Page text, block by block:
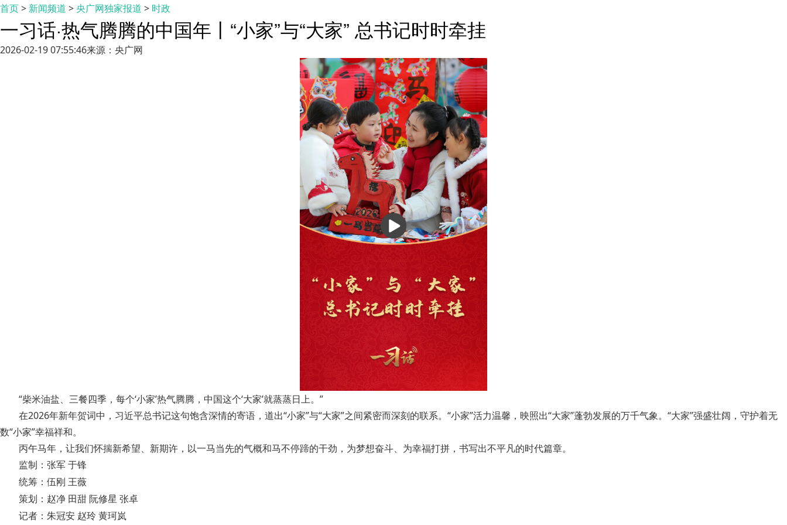
首页> 新闻频道 >央广网独家报道 > 时政
一习话·热气腾腾的中国年丨“小家”与“大家” 总书记时时牵挂
2026-02-19 07:55:46来源：央广网
播
放
“柴米油盐、三餐四季，每个‘小家’热气腾腾，中国这个‘大家’就蒸蒸日上。”
在2026年新年贺词中，习近平总书记这句饱含深情的寄语，道出“小家”与“大家”之间紧密而深刻的联系。“小家”活力温馨，映照出“大家”蓬勃发展的万千气象。“大家”强盛壮阔，守护着无
数“小家”幸福祥和。
丙午马年，让我们怀揣新希望、新期许，以一马当先的气概和马不停蹄的干劲，为梦想奋斗、为幸福打拼，书写出不平凡的时代篇章。
监制：张军 于锋
统筹：伍刚 王薇
策划：赵净 田甜 阮修星 张卓
记者：朱冠安 赵玲 黄珂岚